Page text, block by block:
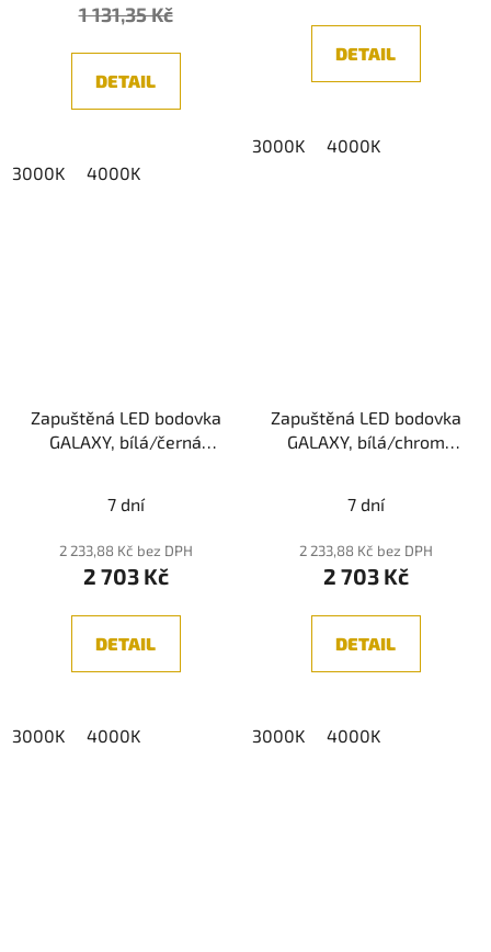
1 131,35 Kč
DETAIL
3000K 4000K
DETAIL
3000K 4000K
Zapuštěná LED bodovka
GALAXY, bílá/černá
7 dní
2 233,88 Kč bez DPH
2 703 Kč
DETAIL
3000K 4000K
Zapuštěná LED bodovka
GALAXY, bílá/chrom
hodnocení
produktu
je
7 dní
2 233,88 Kč bez DPH
2 703 Kč
DETAIL
3000K 4000K